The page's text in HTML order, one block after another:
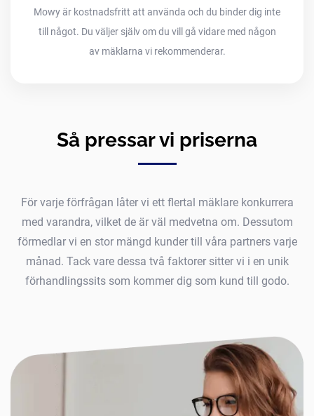
Mowy är kostnadsfritt att använda och du binder dig inte
till något. Du väljer själv om du vill gå vidare med någon
av mäklarna vi rekommenderar.
Så pressar vi priserna
För varje förfrågan låter vi ett flertal mäklare konkurrera
med varandra, vilket de är väl medvetna om. Dessutom
förmedlar vi en stor mängd kunder till våra partners varje
månad. Tack vare dessa två faktorer sitter vi i en unik
förhandlingssits som kommer dig som kund till godo.